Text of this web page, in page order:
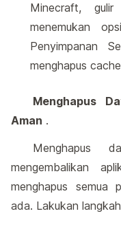
Minecraft,
menemukan
Penyimpanan
menghapus
Menghapus
Aman .
Menghapus
mengembalikan
menghapus semua
ada. Lakukan